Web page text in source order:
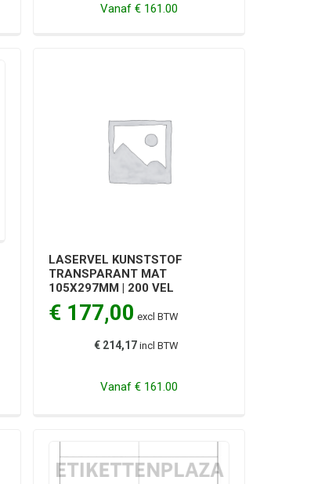
Vanaf € 161.00
LASERVEL KUNSTSTOF
TRANSPARANT MAT
105X297MM | 200 VEL
€ 177,00 excl BTW
€ 214,17 incl BTW
Vanaf € 161.00